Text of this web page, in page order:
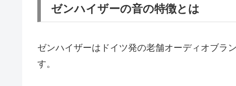
ゼンハイザーの音の特徴とは
ゼンハイザーはドイツ発の老舗オーディオブラ
す。